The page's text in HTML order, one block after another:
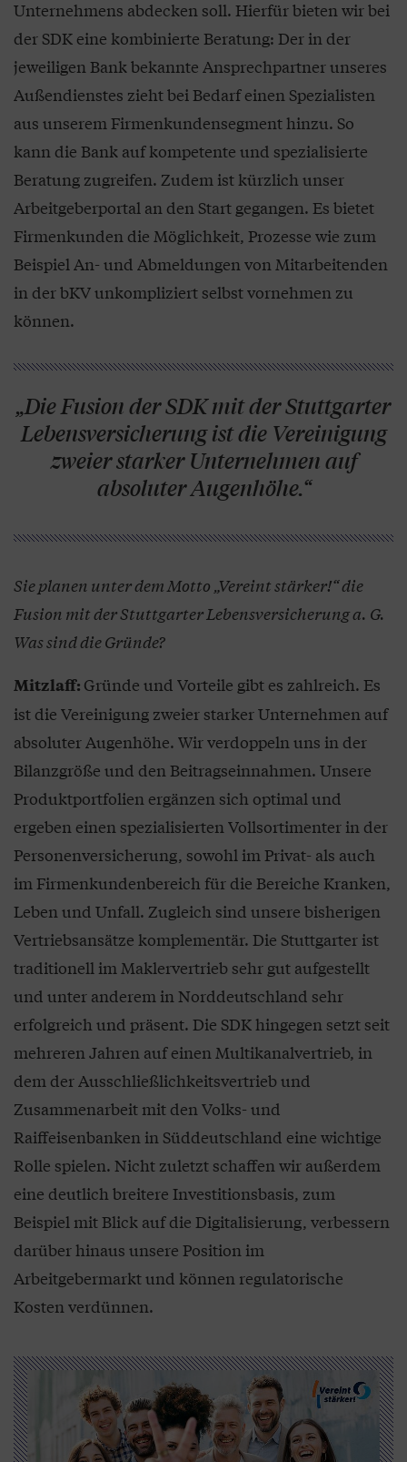
Unternehmens abdecken soll. Hierfür bieten wir bei
der SDK eine kombinierte Beratung: Der in der
jeweiligen Bank bekannte Ansprechpartner unseres
Außendienstes zieht bei Bedarf einen Spezialisten
aus unserem Firmenkundensegment hinzu. So
kann die Bank auf kompetente und spezialisierte
Beratung zugreifen. Zudem ist kürzlich unser
Arbeitgeberportal an den Start gegangen. Es bietet
Firmenkunden die Möglichkeit, Prozesse wie zum
Beispiel An- und Abmeldungen von Mitarbeitenden
in der bKV unkompliziert selbst vornehmen zu
können.
„Die Fusion der SDK mit der Stuttgarter
Lebensversicherung ist die Vereinigung
zweier starker Unternehmen auf
absoluter Augenhöhe.“
Sie planen unter dem Motto „Vereint stärker!“ die
Fusion mit der Stuttgarter Lebensversicherung a. G.
Was sind die Gründe?
Mitzlaff: Gründe und Vorteile gibt es zahlreich. Es
ist die Vereinigung zweier starker Unternehmen auf
absoluter Augenhöhe. Wir verdoppeln uns in der
Bilanzgröße und den Beitragseinnahmen. Unsere
Produktportfolien ergänzen sich optimal und
ergeben einen spezialisierten Vollsortimenter in der
Personenversicherung, sowohl im Privat- als auch
im Firmenkundenbereich für die Bereiche Kranken,
Leben und Unfall. Zugleich sind unsere bisherigen
Vertriebsansätze komplementär. Die Stuttgarter ist
traditionell im Maklervertrieb sehr gut aufgestellt
und unter anderem in Norddeutschland sehr
erfolgreich und präsent. Die SDK hingegen setzt seit
mehreren Jahren auf einen Multikanalvertrieb, in
dem der Ausschließlichkeitsvertrieb und
Zusammenarbeit mit den Volks- und
Raiffeisenbanken in Süddeutschland eine wichtige
Rolle spielen. Nicht zuletzt schaffen wir außerdem
eine deutlich breitere Investitionsbasis, zum
Beispiel mit Blick auf die Digitalisierung, verbessern
darüber hinaus unsere Position im
Arbeitgebermarkt und können regulatorische
Kosten verdünnen.